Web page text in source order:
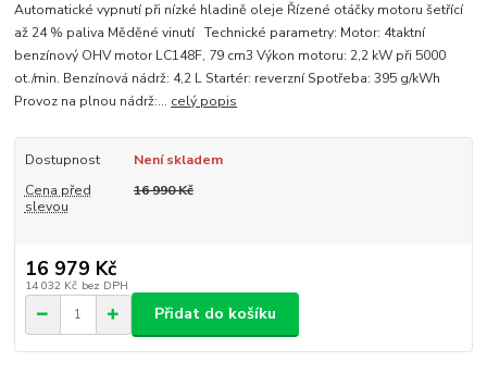
Automatické vypnutí při nízké hladině oleje Řízené otáčky motoru šetřící
až 24 % paliva Měděné vinutí Technické parametry: Motor: 4taktní
benzínový OHV motor LC148F, 79 cm3 Výkon motoru: 2,2 kW při 5000
ot./min. Benzínová nádrž: 4,2 L Startér: reverzní Spotřeba: 395 g/kWh
Provoz na plnou nádrž:... celý popis
Dostupnost
Není skladem
Cena před
slevou
16 990 Kč
16 979 Kč
14 032 Kč bez DPH
Přidat do košíku